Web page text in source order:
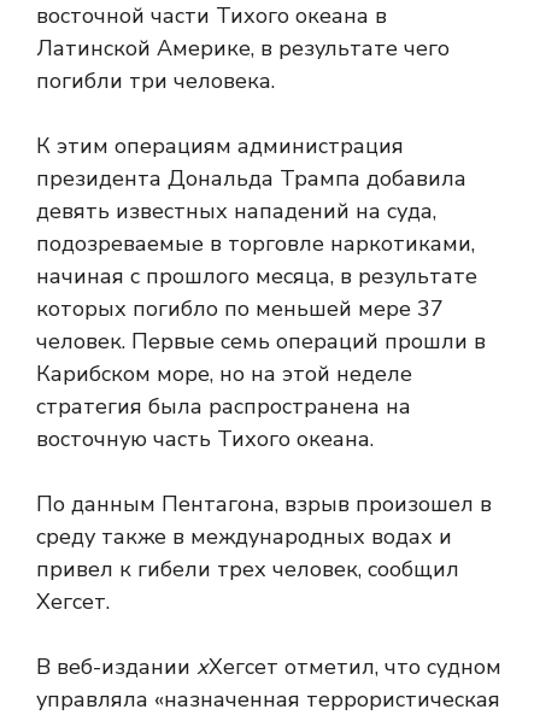
восточной части Тихого океана в
Латинской Америке, в результате чего
погибли три человека.
К этим операциям администрация
президента Дональда Трампа добавила
девять известных нападений на суда,
подозреваемые в торговле наркотиками,
начиная с прошлого месяца, в результате
которых погибло по меньшей мере 37
человек. Первые семь операций прошли в
Карибском море, но на этой неделе
стратегия была распространена на
восточную часть Тихого океана.
По данным Пентагона, взрыв произошел в
среду также в международных водах и
привел к гибели трех человек, сообщил
Хегсет.
В веб-издании хХегсет отметил, что судном
управляла «назначенная террористическая